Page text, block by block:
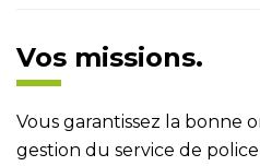
Vos missions.
Vous garantissez la bonne
gestion du service de